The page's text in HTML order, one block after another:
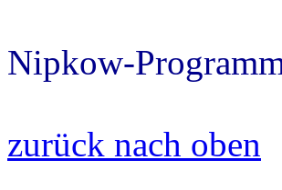
Nipkow-
zurück nach oben